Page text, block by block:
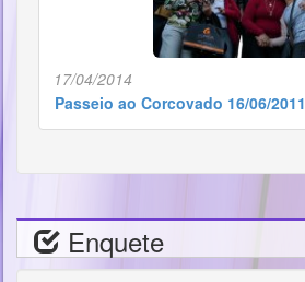
17/04/2014
Passeio ao Corcovado 16/06/2011
Enquete